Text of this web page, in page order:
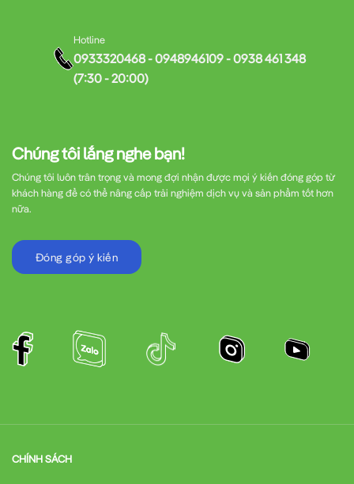
Chúng tôi lắng nghe bạn!
Chúng tôi luôn trân trọng và mong đợi nhận được mọi ý kiến đóng góp từ
khách hàng để có thể nâng cấp trải nghiệm dịch vụ và sản phẩm tốt hơn
nữa.
Đóng góp ý kiến
Hotline
0933320468 - 0948946109 - 0938 461 348
(7:30 - 20:00)
CHÍNH SÁCH